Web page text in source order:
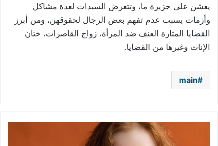
يعشن على جزيرة ما، وتتعرض السيدات لعدة مشاكل
وأزمات بسبب عدم تفهم بعض الرجال لحقوقهن، ومن أبرز
القضايا المثارة العنف ضد المرأة، زواج القاصرات، ختان
الإناث وغيرها من القضايا.
main